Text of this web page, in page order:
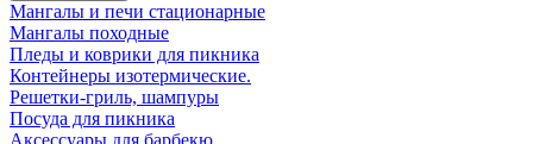
Мангалы и печи стационарные
Мангалы походные
Пледы и коврики для пикника
Контейнеры изотермические.
Решетки-гриль, шампуры
Посуда для пикника
Аксессуары для барбекю